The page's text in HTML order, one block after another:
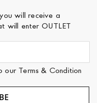
will receive a
will enter OUTLET
our Terms & Condition